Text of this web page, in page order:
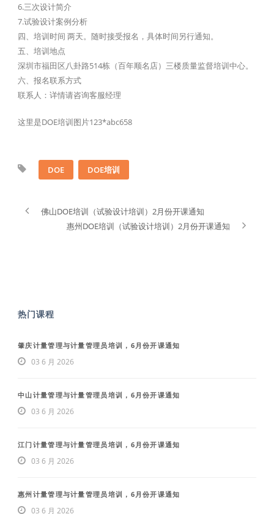
6.三次设计简介
7.试验设计案例分析
四、培训时间 两天。随时接受报名，具体时间另行通知。
五、培训地点
深圳市福田区八卦路514栋（百年顺名店）三楼质量监督培训中心。
六、报名联系方式
联系人：详情请咨询客服经理
这里是DOE培训图片123*abc658
DOE DOE培训
佛山DOE培训（试验设计培训）2月份开课通知
惠州DOE培训（试验设计培训）2月份开课通知
热门课程
肇庆计量管理与计量管理员培训，6月份开课通知
03 6 月 2026
中山计量管理与计量管理员培训，6月份开课通知
03 6 月 2026
江门计量管理与计量管理员培训，6月份开课通知
03 6 月 2026
惠州计量管理与计量管理员培训，6月份开课通知
03 6 月 2026